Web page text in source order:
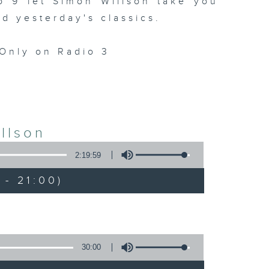
yesterday's classics.
on Radio 3
2:19:59
21:00)
30:00